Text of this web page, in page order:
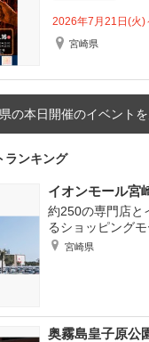
2026年7月21日(火)
宮崎県
の本日開催のイベント
ランキング
イオンモール宮
約250の専門店と
るショッピング
宮崎県
奥霧島皇子原公